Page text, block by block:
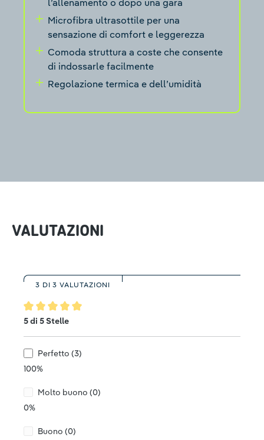
l’allenamento o dopo una gara
Microfibra ultrasottile per una
sensazione di comfort e leggerezza
Comoda struttura a coste che consente
di indossarle facilmente
Regolazione termica e dell’umidità
VALUTAZIONI
3 DI 3 VALUTAZIONI
Valutazione media di 5 su 5 stelle
5 di 5 Stelle
Perfetto (3)
100%
Molto buono (0)
0%
Buono (0)